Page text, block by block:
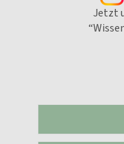
Jetzt